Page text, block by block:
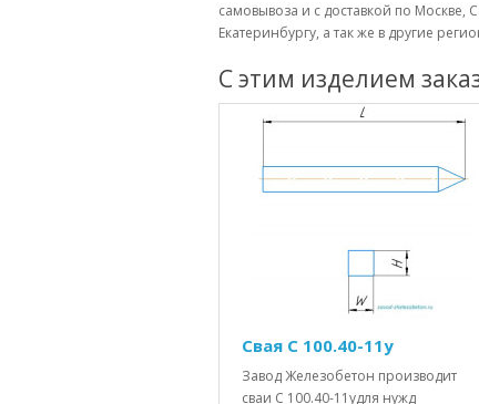
самовывоза и с доставкой по Москве,
Екатеринбургу, а так же в другие
С этим изделием
Свая С 100.40-11у
Завод Железобетон производит
сваи С 100.40-11удля нужд